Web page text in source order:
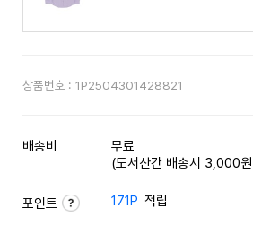
상품번호 : 1P2504301428821
배송비
무료
(도서산간 배송시 3,000
포인트 171P 적립